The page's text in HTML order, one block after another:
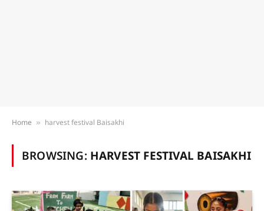
Home » harvest festival Baisakhi
BROWSING: HARVEST FESTIVAL BAISAKHI